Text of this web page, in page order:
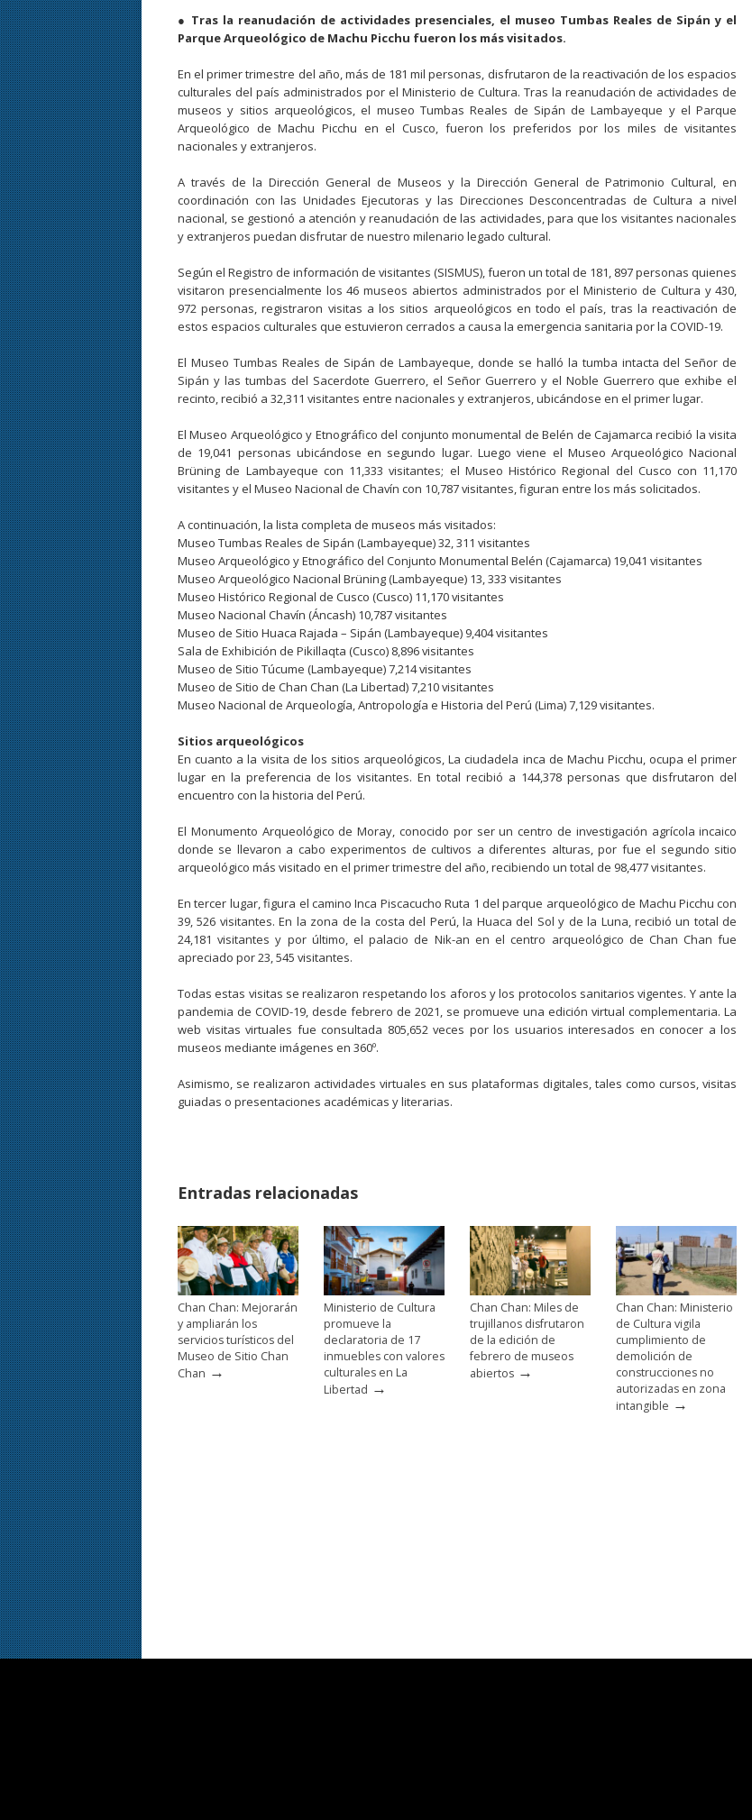
● Tras la reanudación de actividades presenciales, el museo Tumbas Reales de Sipán y el
Parque Arqueológico de Machu Picchu fueron los más visitados.
En el primer trimestre del año, más de 181 mil personas, disfrutaron de la reactivación de los espacios
culturales del país administrados por el Ministerio de Cultura. Tras la reanudación de actividades de
museos y sitios arqueológicos, el museo Tumbas Reales de Sipán de Lambayeque y el Parque
Arqueológico de Machu Picchu en el Cusco, fueron los preferidos por los miles de visitantes
nacionales y extranjeros.
A través de la Dirección General de Museos y la Dirección General de Patrimonio Cultural, en
coordinación con las Unidades Ejecutoras y las Direcciones Desconcentradas de Cultura a nivel
nacional, se gestionó a atención y reanudación de las actividades, para que los visitantes nacionales
y extranjeros puedan disfrutar de nuestro milenario legado cultural.
Según el Registro de información de visitantes (SISMUS), fueron un total de 181, 897 personas quienes
visitaron presencialmente los 46 museos abiertos administrados por el Ministerio de Cultura y 430,
972 personas, registraron visitas a los sitios arqueológicos en todo el país, tras la reactivación de
estos espacios culturales que estuvieron cerrados a causa la emergencia sanitaria por la COVID-19.
El Museo Tumbas Reales de Sipán de Lambayeque, donde se halló la tumba intacta del Señor de
Sipán y las tumbas del Sacerdote Guerrero, el Señor Guerrero y el Noble Guerrero que exhibe el
recinto, recibió a 32,311 visitantes entre nacionales y extranjeros, ubicándose en el primer lugar.
El Museo Arqueológico y Etnográfico del conjunto monumental de Belén de Cajamarca recibió la visita
de 19,041 personas ubicándose en segundo lugar. Luego viene el Museo Arqueológico Nacional
Brüning de Lambayeque con 11,333 visitantes; el Museo Histórico Regional del Cusco con 11,170
visitantes y el Museo Nacional de Chavín con 10,787 visitantes, figuran entre los más solicitados.
A continuación, la lista completa de museos más visitados:
Museo Tumbas Reales de Sipán (Lambayeque) 32, 311 visitantes
Museo Arqueológico y Etnográfico del Conjunto Monumental Belén (Cajamarca) 19,041 visitantes
Museo Arqueológico Nacional Brüning (Lambayeque) 13, 333 visitantes
Museo Histórico Regional de Cusco (Cusco) 11,170 visitantes
Museo Nacional Chavín (Áncash) 10,787 visitantes
Museo de Sitio Huaca Rajada – Sipán (Lambayeque) 9,404 visitantes
Sala de Exhibición de Pikillaqta (Cusco) 8,896 visitantes
Museo de Sitio Túcume (Lambayeque) 7,214 visitantes
Museo de Sitio de Chan Chan (La Libertad) 7,210 visitantes
Museo Nacional de Arqueología, Antropología e Historia del Perú (Lima) 7,129 visitantes.
Sitios arqueológicos
En cuanto a la visita de los sitios arqueológicos, La ciudadela inca de Machu Picchu, ocupa el primer
lugar en la preferencia de los visitantes. En total recibió a 144,378 personas que disfrutaron del
encuentro con la historia del Perú.
El Monumento Arqueológico de Moray, conocido por ser un centro de investigación agrícola incaico
donde se llevaron a cabo experimentos de cultivos a diferentes alturas, por fue el segundo sitio
arqueológico más visitado en el primer trimestre del año, recibiendo un total de 98,477 visitantes.
En tercer lugar, figura el camino Inca Piscacucho Ruta 1 del parque arqueológico de Machu Picchu con
39, 526 visitantes. En la zona de la costa del Perú, la Huaca del Sol y de la Luna, recibió un total de
24,181 visitantes y por último, el palacio de Nik-an en el centro arqueológico de Chan Chan fue
apreciado por 23, 545 visitantes.
Todas estas visitas se realizaron respetando los aforos y los protocolos sanitarios vigentes. Y ante la
pandemia de COVID-19, desde febrero de 2021, se promueve una edición virtual complementaria. La
web visitas virtuales fue consultada 805,652 veces por los usuarios interesados en conocer a los
museos mediante imágenes en 360º.
Asimismo, se realizaron actividades virtuales en sus plataformas digitales, tales como cursos, visitas
guiadas o presentaciones académicas y literarias.
Entradas relacionadas
Chan Chan: Mejorarán
y ampliarán los
servicios turísticos del
Museo de Sitio Chan
Chan →
Ministerio de Cultura
promueve la
declaratoria de 17
inmuebles con valores
culturales en La
Libertad →
Chan Chan: Miles de
trujillanos disfrutaron
de la edición de
febrero de museos
abiertos →
Chan Chan: Ministerio
de Cultura vigila
cumplimiento de
demolición de
construcciones no
autorizadas en zona
intangible →